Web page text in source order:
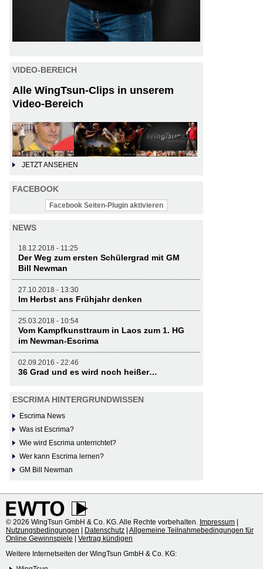
VIDEO-BEREICH
Alle WingTsun-Clips in unserem
Video-Bereich
JETZT ANSEHEN
FACEBOOK
Facebook Seiten-Plugin aktivieren
NEWS
18.12.2018 - 11:25
Der Weg zum ersten Schülergrad mit GM
Bill Newman
27.10.2018 - 13:30
Im Herbst ans Frühjahr denken
25.03.2018 - 10:54
Vom Kampfkunsttraum in Laos zum 1. HG
im Newman-Escrima
02.09.2016 - 22:46
36 Grad und es wird noch heißer…
ESCRIMA HINTERGRUNDWISSEN
Escrima News
Was ist Escrima?
Wie wird Escrima unterrichtet?
Wer kann Escrima lernen?
GM Bill Newman
© 2026 WingTsun GmbH & Co. KG. Alle Rechte vorbehalten. Impressum |
Nutzungsbedingungen | Datenschutz | Allgemeine Teilnahmebedingungen für
Online Gewinnspiele | Vertrag kündigen
Weitere Internetseiten der WingTsun GmbH & Co. KG: